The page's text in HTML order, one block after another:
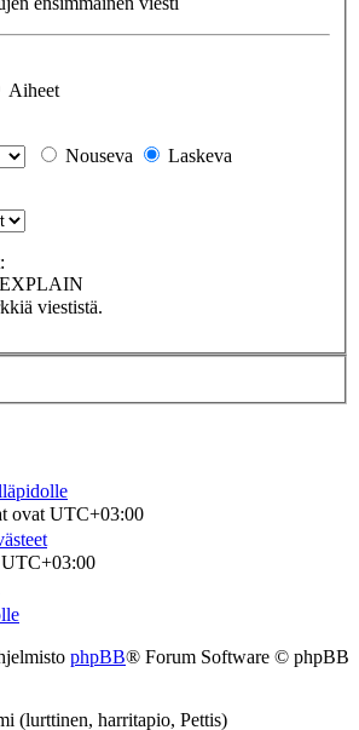
Aiheet
Nouseva
Laskeva
viestistä.
ovat UTC+03:00
UTC+03:00
phpBB® Forum Software © phpBB
(lurttinen, harritapio, Pettis)